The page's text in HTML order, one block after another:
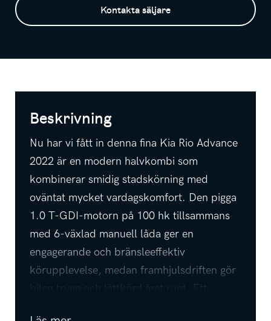
Kontakta säljare
Beskrivning
Nu har vi fått in denna fina Kia Rio Advance
2022 är en modern halvkombi som
kombinerar smidig stadskörning med
oväntat mycket vardagskomfort. Den pigga
1.0 T-GDI-motorn på 100 hk tillsammans
med 6-växlad manuell låda ger en
engagerande och bränsleeffektiv
körupplevelse, medan framhjulsdriften gör
bilen trygg och lättkörd året runt. Ett